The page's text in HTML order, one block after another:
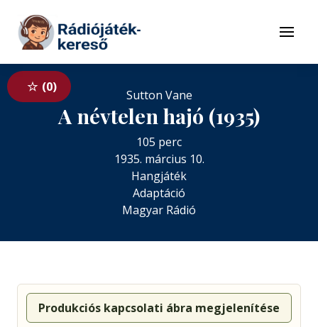
Tovább a tartalomhoz
Menü
0
Sutton Vane
A névtelen hajó (1935)
105 perc
1935. március 10.
Hangjáték
Adaptáció
Magyar Rádió
Produkciós kapcsolati ábra megjelenítése